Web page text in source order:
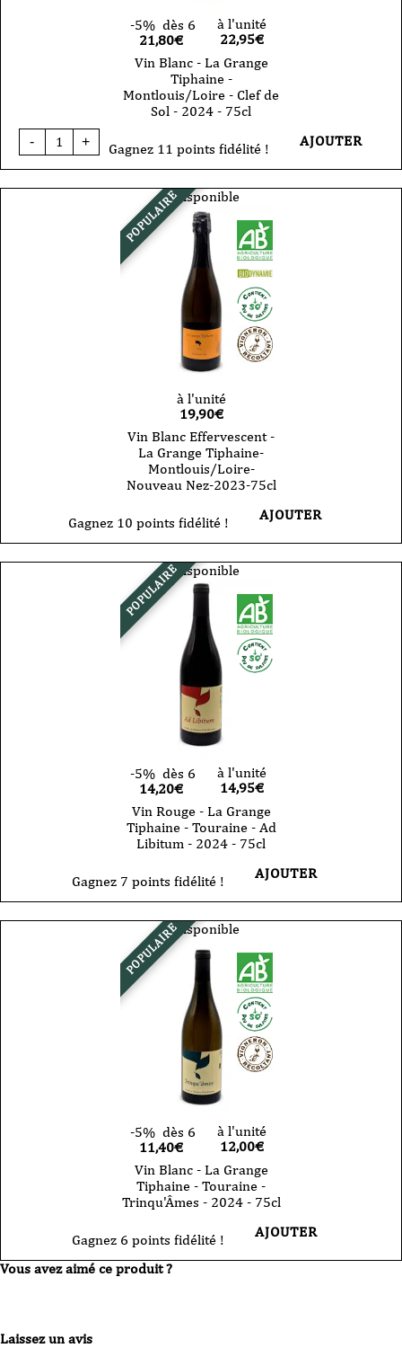
-5% dès 6
21,80€
à l'unité
22,95€
Vin Blanc - La Grange
Tiphaine -
Montlouis/Loire - Clef de
Sol - 2024 - 75cl
-
quantité
de
-
Montlouis/Loire
+ Gagnez 11 points fidélité ! AJOUTER
POPULAIREIndisponible
à l'unité
19,90€
Vin Blanc Effervescent -
La Grange Tiphaine-
Montlouis/Loire-
Nouveau Nez-2023-75cl
Gagnez 10 points fidélité ! AJOUTER
POPULAIREIndisponible
-5% dès 6
14,20€
à l'unité
14,95€
Vin Rouge - La Grange
Tiphaine - Touraine - Ad
Libitum - 2024 - 75cl
Gagnez 7 points fidélité ! AJOUTER
POPULAIREIndisponible
-5% dès 6
11,40€
à l'unité
12,00€
Vin Blanc - La Grange
Tiphaine - Touraine -
Trinqu'Âmes - 2024 - 75cl
Gagnez 6 points fidélité ! AJOUTER
Vous avez aimé ce produit ?
Laissez un avis